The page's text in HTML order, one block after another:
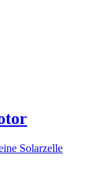
Solarzelle